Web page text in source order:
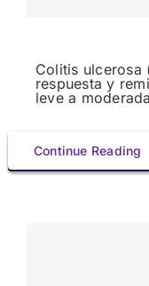
Colitis ulcerosa
respuesta y
leve a
Continue Reading